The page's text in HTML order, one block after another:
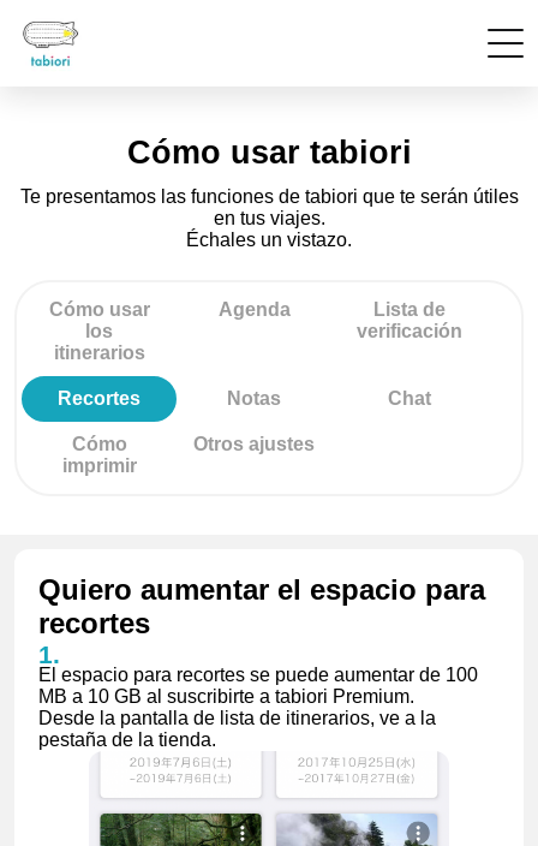
Cómo usar tabiori
Te presentamos las funciones de tabiori que te serán útiles
en tus viajes.
Échales un vistazo.
Cómo usar
los
itinerarios
Agenda
Lista de
verificación
Recortes Notas Chat
Cómo
imprimir
Otros ajustes
Quiero aumentar el espacio para
recortes
El espacio para recortes se puede aumentar de 100
MB a 10 GB al suscribirte a tabiori Premium.
Desde la pantalla de lista de itinerarios, ve a la
pestaña de la tienda.